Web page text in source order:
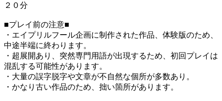
２０分
■プレイ前の注意■
・エイプリルフール企画に制作された作品、体験版のため、
中途半端に終わります。
・超展開あり、突然専門用語が出現するため、初回プレイは
混乱する可能性があります。
・大量の誤字脱字や文章が不自然な個所が多数あり。
・かなり古い作品のため、拙い箇所があります。